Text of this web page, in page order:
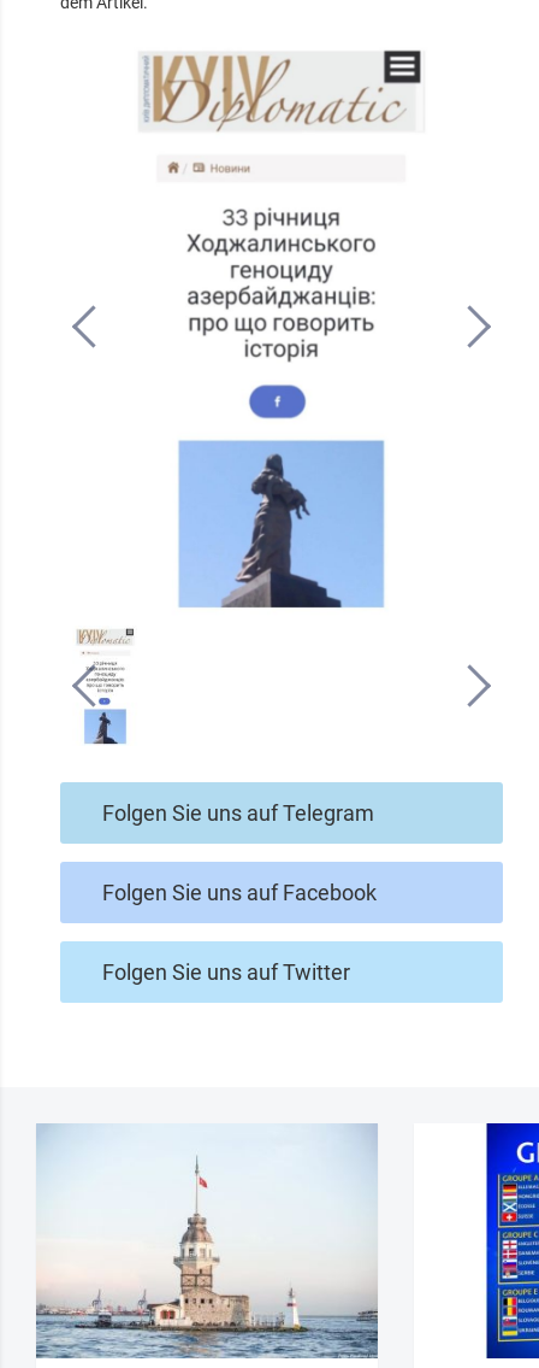
Folgen Sie uns auf Telegram
Folgen Sie uns auf Facebook
Folgen Sie uns auf Twitter